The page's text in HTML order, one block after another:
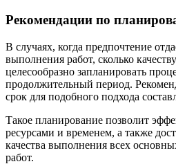
Рекомендации по
В случаях, когда предпочтение
выполнения работ, сколько
целесообразно запланировать
продолжительный период.
срок для подобного подхода
Такое планирование позволит
ресурсами и временем, а также
качества выполнения всех
работ.